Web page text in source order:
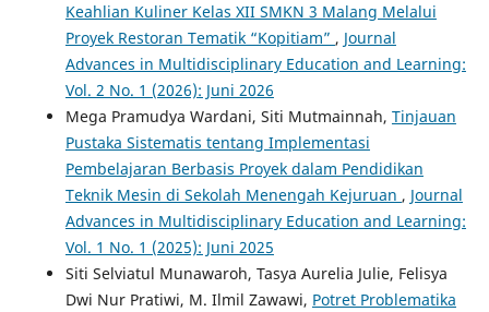
Keahlian Kuliner Kelas XII SMKN 3 Malang Melalui
Proyek Restoran Tematik “Kopitiam” , Journal
Advances in Multidisciplinary Education and Learning:
Vol. 2 No. 1 (2026): Juni 2026
Mega Pramudya Wardani, Siti Mutmainnah, Tinjauan
Pustaka Sistematis tentang Implementasi
Pembelajaran Berbasis Proyek dalam Pendidikan
Teknik Mesin di Sekolah Menengah Kejuruan , Journal
Advances in Multidisciplinary Education and Learning:
Vol. 1 No. 1 (2025): Juni 2025
Siti Selviatul Munawaroh, Tasya Aurelia Julie, Felisya
Dwi Nur Pratiwi, M. Ilmil Zawawi, Potret Problematika